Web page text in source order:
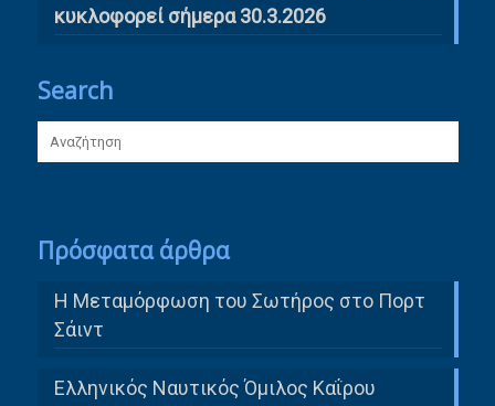
κυκλοφορεί σήμερα 30.3.2026
Search
Πρόσφατα άρθρα
Η Μεταμόρφωση του Σωτήρος στο Πορτ
Σάιντ
Ελληνικός Ναυτικός Όμιλος Καΐρου